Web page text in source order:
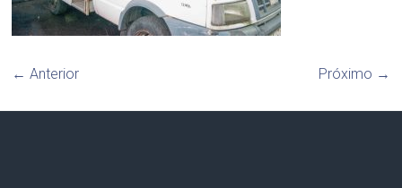
← Anterior Próximo →